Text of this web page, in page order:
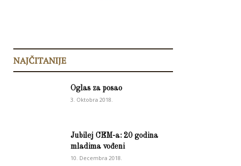
NAJČITANIJE
Oglas za posao
3. Oktobra 2018.
Jubilej CEM-a: 20 godina
mladima vođeni
10. Decembra 2018.